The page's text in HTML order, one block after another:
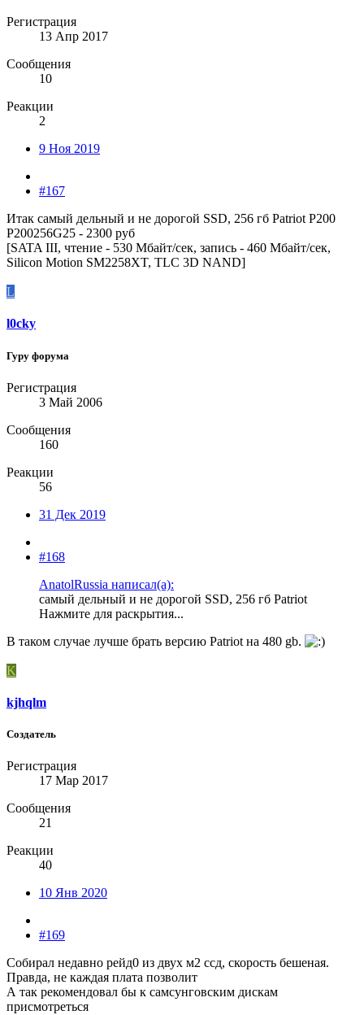
Регистрация
13 Апр 2017
Сообщения
10
Реакции
2
9 Ноя 2019
#167
Итак самый дельный и не дорогой SSD, 256 гб Patriot P200
P200256G25 - 2300 руб
[SATA III, чтение - 530 Мбайт/сек, запись - 460 Мбайт/сек,
Silicon Motion SM2258XT, TLC 3D NAND]
L
l0cky
Гуру форума
Регистрация
3 Май 2006
Сообщения
160
Реакции
56
31 Дек 2019
#168
AnatolRussia написал(а):
самый дельный и не дорогой SSD, 256 гб Patriot
Нажмите для раскрытия...
В таком случае лучше брать версию Patriot на 480 gb.
K
kjhqlm
Создатель
Регистрация
17 Мар 2017
Сообщения
21
Реакции
40
10 Янв 2020
#169
Собирал недавно рейд0 из двух м2 ссд, скорость бешеная.
Правда, не каждая плата позволит
А так рекомендовал бы к самсунговским дискам
присмотреться